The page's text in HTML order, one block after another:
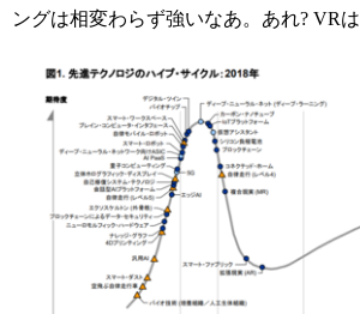
ングは相変わらず強いなあ。あれ? VRは